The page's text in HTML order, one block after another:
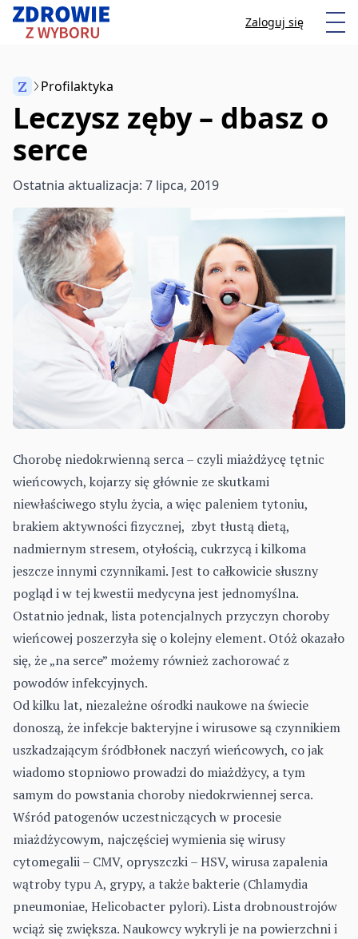
Przeskocz do treści Zaloguj się
Anuluj
Z Profilaktyka
Leczysz zęby – dbasz o
serce
Ostatnia aktualizacja: 7 lipca, 2019
Chorobę niedokrwienną serca – czyli miażdżycę tętnic
wieńcowych, kojarzy się głównie ze skutkami
niewłaściwego stylu życia, a więc paleniem tytoniu,
brakiem aktywności fizycznej, zbyt tłustą dietą,
nadmiernym stresem, otyłością, cukrzycą i kilkoma
jeszcze innymi czynnikami. Jest to całkowicie słuszny
pogląd i w tej kwestii medycyna jest jednomyślna.
Ostatnio jednak, lista potencjalnych przyczyn choroby
wieńcowej poszerzyła się o kolejny element. Otóż okazało
się, że „na serce” możemy również zachorować z
powodów infekcyjnych.
Od kilku lat, niezależne ośrodki naukowe na świecie
donoszą, że infekcje bakteryjne i wirusowe są czynnikiem
uszkadzającym śródbłonek naczyń wieńcowych, co jak
wiadomo stopniowo prowadzi do miażdżycy, a tym
samym do powstania choroby niedokrwiennej serca.
Wśród patogenów uczestniczących w procesie
miażdżycowym, najczęściej wymienia się wirusy
cytomegalii – CMV, opryszczki – HSV, wirusa zapalenia
wątroby typu A, grypy, a także bakterie (Chlamydia
pneumoniae, Helicobacter pylori). Lista drobnoustrojów
wciąż się zwiększa. Naukowcy wykryli je na powierzchni i